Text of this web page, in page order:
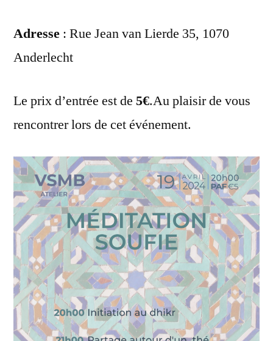
Adresse : Rue Jean van Lierde 35, 1070
Anderlecht
Le prix d’entrée est de 5€.Au plaisir de vous
rencontrer lors de cet événement.